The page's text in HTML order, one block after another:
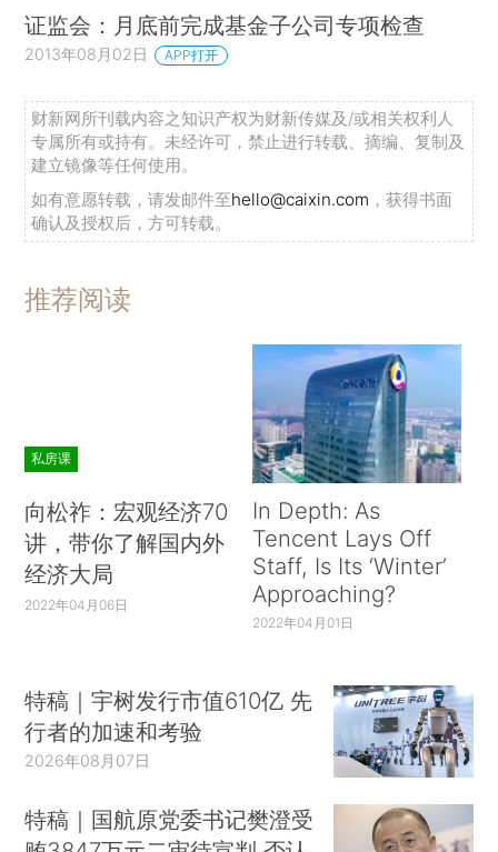
证监会：月底前完成基金子公司专项检查
2013年08月02日 APP打开
财新网所刊载内容之知识产权为财新传媒及/或相关权利人
专属所有或持有。未经许可，禁止进行转载、摘编、复制及
建立镜像等任何使用。
如有意愿转载，请发邮件至hello@caixin.com ，获得书面
确认及授权后，方可转载。
推荐阅读
私房课
向松祚：宏观经济70
讲，带你了解国内外
经济大局
2022年04月06日
In Depth: As
Tencent Lays Off
Staff, Is Its ‘Winter’
Approaching?
2022年04月01日
特稿｜宇树发行市值610亿 先
行者的加速和考验
2026年08月07日
特稿｜国航原党委书记樊澄受